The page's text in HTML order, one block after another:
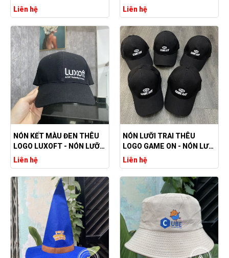
LOGO
Liên hệ
RẺ
Liên hệ
NÓN KẾT MÀU ĐEN THÊU
LOGO LUXOFT - NÓN LƯỠI
TRAI MÀU ĐEN
Liên hệ
NÓN LƯỠI TRAI THÊU
LOGO GAME ON - NÓN LƯỠI
TRAI MÀU ĐEN
Liên hệ